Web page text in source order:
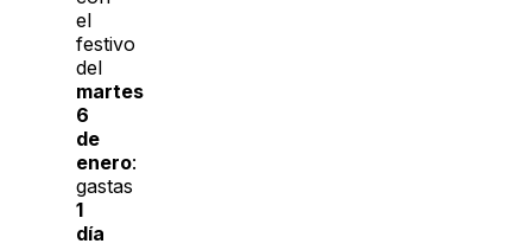
el
festivo
del
martes
6
de
enero:
gastas
1
día